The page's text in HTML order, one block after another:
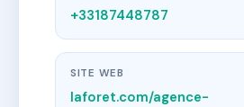
+33187448787
SITE WEB
laforet.com/agence-